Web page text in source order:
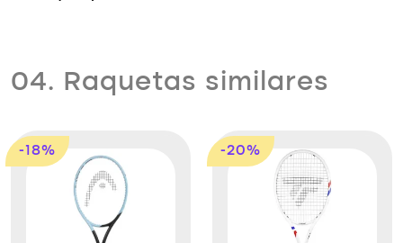
04. Raquetas similares
-18% -20%